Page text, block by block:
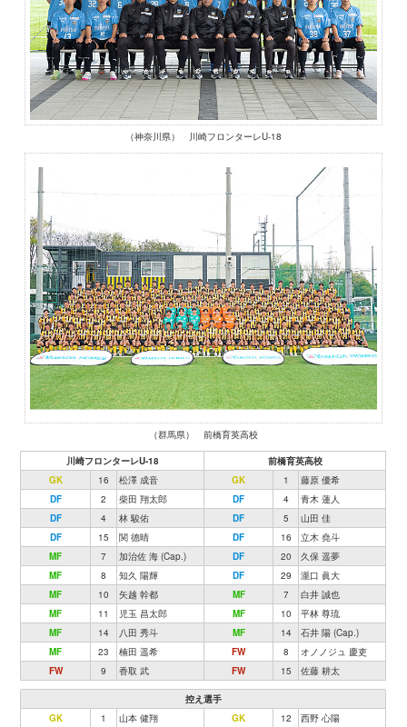
（神奈川県） 川崎フロンターレU-18
（群馬県） 前橋育英高校
川崎フロンターレU-18
前橋育英高校
GK
16 松澤 成音 GK 1
藤原 優希
DF
2 柴田 翔太郎 DF 4
青木 蓮人
DF
4 林 駿佑 DF 5
山田 佳
DF
15 関 德晴 DF 16
立木 堯斗
MF
7 加治佐 海 (Cap.) DF 20
久保 遥夢
MF
8 知久 陽輝 DF 29
瀧口 眞大
MF
10 矢越 幹都 MF 7
白井 誠也
MF
11 児玉 昌太郎 MF 10
平林 尊琉
MF
14 八田 秀斗 MF 14
石井 陽 (Cap.)
MF
23 楠田 遥希 FW 8
オノノジュ 慶吏
FW
9 香取 武 FW 15 佐藤 耕太
控え選手
GK
1 山本 健翔 GK 12
西野 心陽